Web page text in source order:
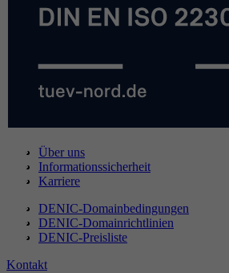
Über uns
Informationssicherheit
Karriere
DENIC-Domainbedingungen
DENIC-Domainrichtlinien
DENIC-Preisliste
Kontakt